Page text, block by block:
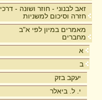
זאב לבנוני - חוזר ושונה - דרכי
חזרה וסיכום למשניות
מאמרים במיון לפי א"ב
מחברים
א
ב
יעקב בזק
י. ל. ביאלר